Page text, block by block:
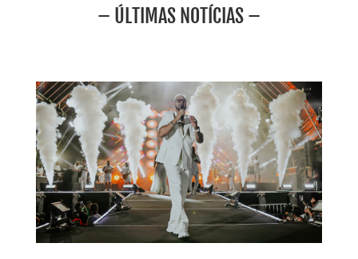
– ÚLTIMAS NOTÍCIAS –